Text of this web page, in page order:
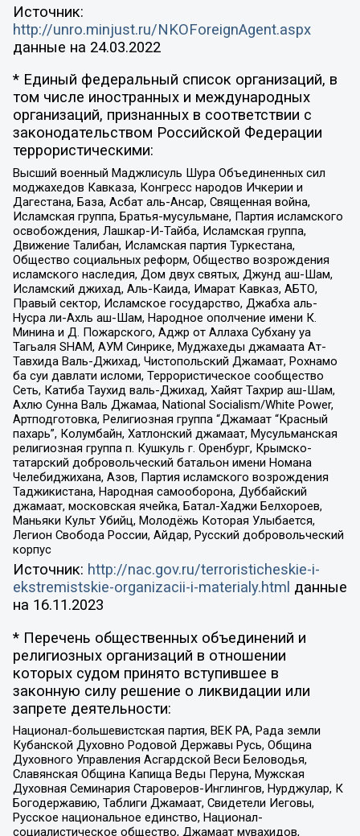
Источник:
http://unro.minjust.ru/NKOForeignAgent.aspx
данные на 24.03.2022
* Единый федеральный список организаций, в
том числе иностранных и международных
организаций, признанных в соответствии с
законодательством Российской Федерации
террористическими:
Высший военный Маджлисуль Шура Объединенных сил
моджахедов Кавказа, Конгресс народов Ичкерии и
Дагестана, База, Асбат аль-Ансар, Священная война,
Исламская группа, Братья-мусульмане, Партия исламского
освобождения, Лашкар-И-Тайба, Исламская группа,
Движение Талибан, Исламская партия Туркестана,
Общество социальных реформ, Общество возрождения
исламского наследия, Дом двух святых, Джунд аш-Шам,
Исламский джихад, Аль-Каида, Имарат Кавказ, АБТО,
Правый сектор, Исламское государство, Джабха аль-
Нусра ли-Ахль аш-Шам, Народное ополчение имени К.
Минина и Д. Пожарского, Аджр от Аллаха Субхану уа
Тагьаля SHAM, АУМ Синрике, Муджахеды джамаата Ат-
Тавхида Валь-Джихад, Чистопольский Джамаат, Рохнамо
ба суи давлати исломи, Террористическое сообщество
Сеть, Катиба Таухид валь-Джихад, Хайят Тахрир аш-Шам,
Ахлю Сунна Валь Джамаа, National Socialism/White Power,
Артподготовка, Религиозная группа “Джамаат “Красный
пахарь”, Колумбайн, Хатлонский джамаат, Мусульманская
религиозная группа п. Кушкуль г. Оренбург, Крымско-
татарский добровольческий батальон имени Номана
Челебиджихана, Азов, Партия исламского возрождения
Таджикистана, Народная самооборона, Дуббайский
джамаат, московская ячейка, Батал-Хаджи Белхороев,
Маньяки Культ Убийц, Молодёжь Которая Улыбается,
Легион Свобода России, Айдар, Русский добровольческий
корпус
Источник: http://nac.gov.ru/terroristicheskie-i-
ekstremistskie-organizacii-i-materialy.html данные
на 16.11.2023
* Перечень общественных объединений и
религиозных организаций в отношении
которых судом принято вступившее в
законную силу решение о ликвидации или
запрете деятельности:
Национал-большевистская партия, ВЕК РА, Рада земли
Кубанской Духовно Родовой Державы Русь, Община
Духовного Управления Асгардской Веси Беловодья,
Славянская Община Капища Веды Перуна, Мужская
Духовная Семинария Староверов-Инглингов, Нурджулар, К
Богодержавию, Таблиги Джамаат, Свидетели Иеговы,
Русское национальное единство, Национал-
социалистическое общество, Джамаат мувахидов,